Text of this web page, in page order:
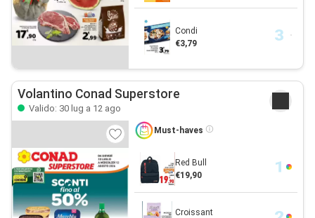
Condi
€3,79
Volantino Conad Superstore
Valido: 30 lug a 12 ago
Must-haves
Red Bull
€19,90
Croissant